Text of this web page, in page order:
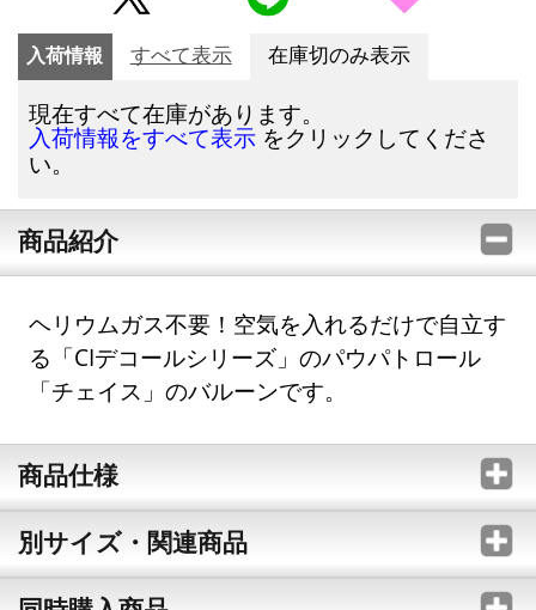
入荷情報 すべて表示 在庫切のみ表示
現在すべて在庫があります。
入荷情報をすべて表示 をクリックしてくださ
い。
商品紹介
ヘリウムガス不要！空気を入れるだけで自立す
る「CIデコールシリーズ」のパウパトロール
「チェイス」のバルーンです。
商品仕様
別サイズ・関連商品